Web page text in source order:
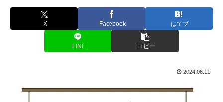
X Facebook はてブ
LINE コピー
2024.06.11